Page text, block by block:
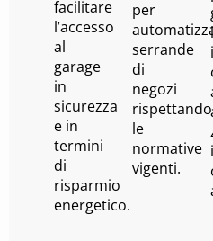
facilitare
l’accesso
al
garage
in
sicurezza
e in
termini
di
risparmio
energetico.
per
serrande
di
negozi
rispettando
le
normative
vigenti.